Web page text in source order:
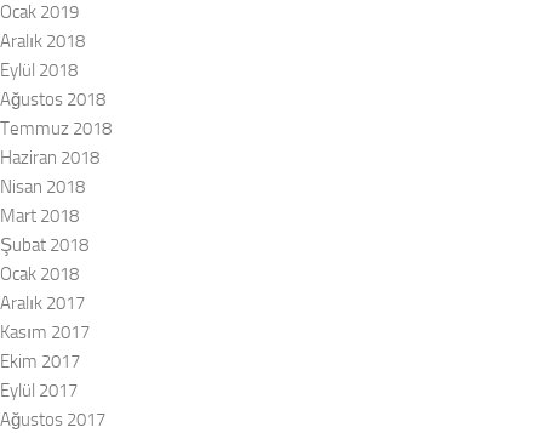
Ocak 2019
Aralık 2018
Eylül 2018
Ağustos 2018
Temmuz 2018
Haziran 2018
Nisan 2018
Mart 2018
Şubat 2018
Ocak 2018
Aralık 2017
Kasım 2017
Ekim 2017
Eylül 2017
Ağustos 2017